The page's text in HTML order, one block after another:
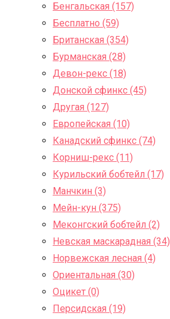
Бенгальская (157)
Бесплатно (59)
Британская (354)
Бурманская (28)
Девон-рекс (18)
Донской сфинкс (45)
Другая (127)
Европейская (10)
Канадский сфинкс (74)
Корниш-рекс (11)
Курильский бобтейл (17)
Манчкин (3)
Мейн-кун (375)
Меконгский бобтейл (2)
Невская маскарадная (34)
Норвежская лесная (4)
Ориентальная (30)
Оцикет (0)
Персидская (19)